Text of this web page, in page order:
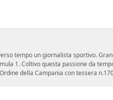
tempo un giornalista sportivo.
1. Coltivo questa passione da
della Campania con tessera